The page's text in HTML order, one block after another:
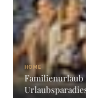
HOME
Familienurlaub